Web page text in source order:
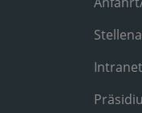
Intranet